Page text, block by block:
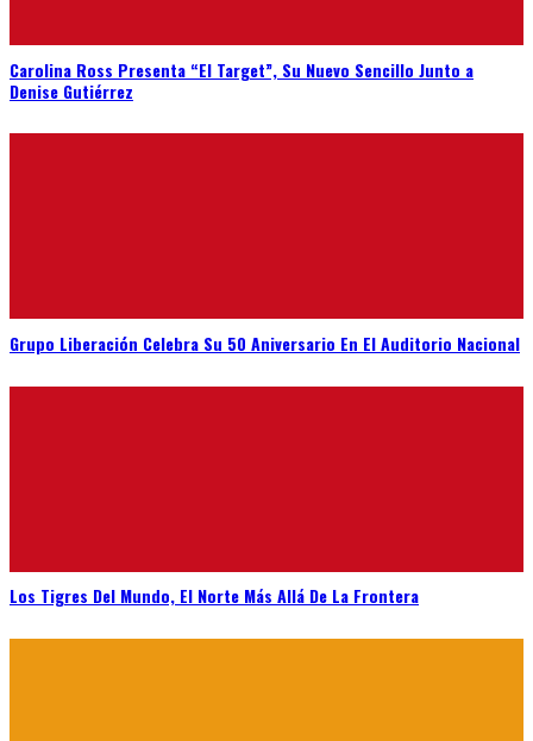
Carolina Ross Presenta “El Target”, Su Nuevo Sencillo Junto a
Denise Gutiérrez
Grupo Liberación Celebra Su 50 Aniversario En El Auditorio Nacional
Los Tigres Del Mundo, El Norte Más Allá De La Frontera